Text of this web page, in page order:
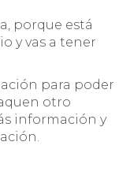
porque está
y vas a tener
para poder
otro
información y